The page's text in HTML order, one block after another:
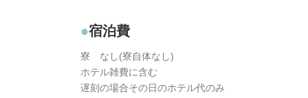
宿泊費
寮 なし(寮自体なし)
ホテル雑費に含む
遅刻の場合その日のホテル代のみ